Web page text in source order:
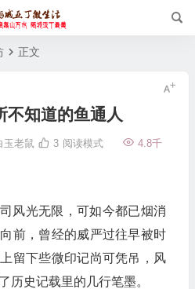
正文
不知道的鱼通人
玉老鼠 4.8千
3 阅读模式
风光无限，可如今都已烟消
前，曾经的威严过往早被时
留下些微印记尚可凭吊，风
历史记载里的几行笔墨。